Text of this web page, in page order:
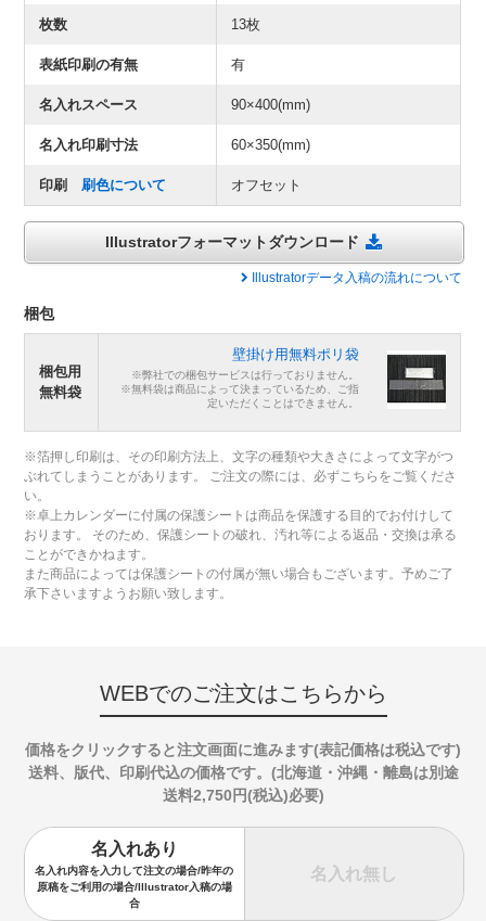
枚数 13枚
表紙印刷の有無 有
名入れスペース 90×400(mm)
名入れ印刷寸法 60×350(mm)
印刷 刷色について オフセット
Illustratorフォーマットダウンロード
Illustratorデータ入稿の流れについて
梱包
梱包用
無料袋
壁掛け用無料ポリ袋
※弊社での梱包サービスは行っておりません。
※無料袋は商品によって決まっているため、ご指
定いただくことはできません。
※箔押し印刷は、その印刷方法上、文字の種類や大きさによって文字がつ
ぶれてしまうことがあります。 ご注文の際には、必ずこちらをご覧くださ
い。
※卓上カレンダーに付属の保護シートは商品を保護する目的でお付けして
おります。 そのため、保護シートの破れ、汚れ等による返品・交換は承る
ことができかねます。
また商品によっては保護シートの付属が無い場合もございます。予めご了
承下さいますようお願い致します。
WEBでのご注文はこちらから
価格をクリックすると注文画面に進みます(表記価格は税込です)
送料、版代、印刷代込の価格です。(北海道・沖縄・離島は別途
送料2,750円(税込)必要)
名入れあり
名入れ内容を入力して注文の場合/昨年の
原稿をご利用の場合/Illustrator入稿の場
合
名入れ無し